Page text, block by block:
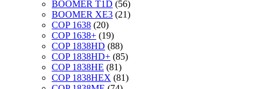
BOOMER T1D (56)
BOOMER XE3 (21)
COP 1638 (20)
COP 1638+ (19)
COP 1838HD (88)
COP 1838HD+ (85)
COP 1838HE (81)
COP 1838HEX (81)